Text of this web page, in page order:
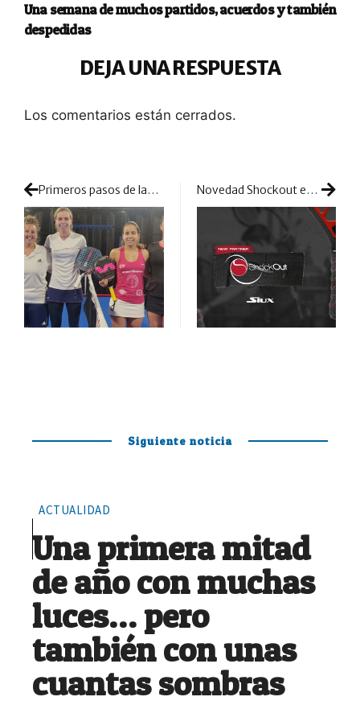
Una semana de muchos partidos, acuerdos y también
despedidas
DEJA UNA RESPUESTA
Los comentarios están cerrados.
Primeros pasos de las chicas: inicio de la competición y de la pelea por estar en Miami Novedad Shockout en las palas Siux: más protección para el jugador
Siguiente noticia
ACTUALIDAD
Una primera mitad
de año con muchas
luces… pero
también con unas
cuantas sombras